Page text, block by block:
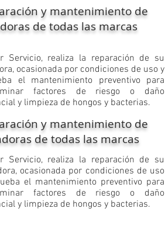
y mantenimiento de
de todas las marcas
Servicio, realiza la reparación de su
ocasionada por condiciones de uso y
el mantenimiento preventivo para
factores de riesgo o daño
y limpieza de hongos y bacterias.
y mantenimiento de
de todas las marcas
Servicio, realiza la reparación de su
ocasionada por condiciones de uso
el mantenimiento preventivo para
factores de riesgo o daño
y limpieza de hongos y bacterias.